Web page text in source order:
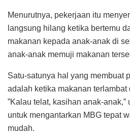
Menurutnya, pekerjaan itu
langsung hilang ketika bertemu
makanan kepada anak-anak di
anak-anak memuji makanan
Satu-satunya hal yang membuat
adalah ketika makanan terlambat
”Kalau telat, kasihan anak-
untuk mengantarkan MBG tepat
mudah.